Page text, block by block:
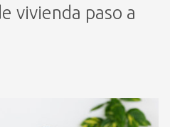
vivienda paso a